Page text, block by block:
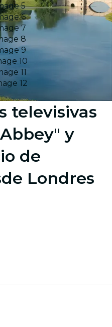
5
6
7
8
9
10
11
12
televisivas
y
de
Londres